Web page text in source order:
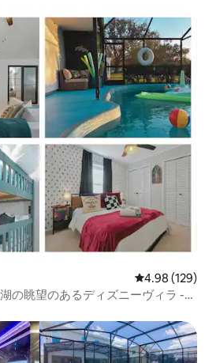
です。
レビュー129
4.98 (129)
の眺望のあるディズニーヴィラ -